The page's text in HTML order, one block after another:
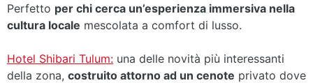
Perfetto per chi cerca un’esperienza immersiva nella
cultura locale mescolata a comfort di lusso.
Hotel Shibari Tulum: una delle novità più interessanti
della zona, costruito attorno ad un cenote privato dove